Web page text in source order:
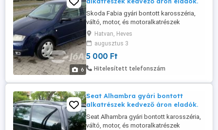
6
Skoda Fabia gyári bontott karosszéria,
váltó, motor, és motoralkatrészek
kedvező áron eladók.
Hatvan, Heves
augusztus 3
5 000 Ft
Hitelesített telefonszám
Seat Alhambra gyári bontott
alkatrészek kedvező áron eladók.
Seat Alhambra gyári bontott karosszéria,
váltó, motor, és motoralkatrészek